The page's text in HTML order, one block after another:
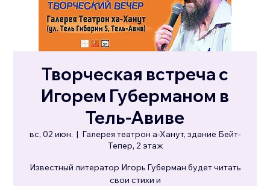
Творческая встреча с
Игорем Губерманом в
Тель-Авиве
вс, 02 июн.
  |
Галерея театрон а-Ханут, здание Бейт-
Тепер, 2 этаж
Известный литератор Игорь Губерман будет читать
свои стихи и